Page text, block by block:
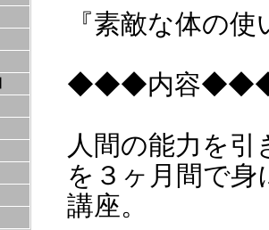
『素敵な体の
◆◆◆内容
人間の能力を
を３ヶ月間で
講座。